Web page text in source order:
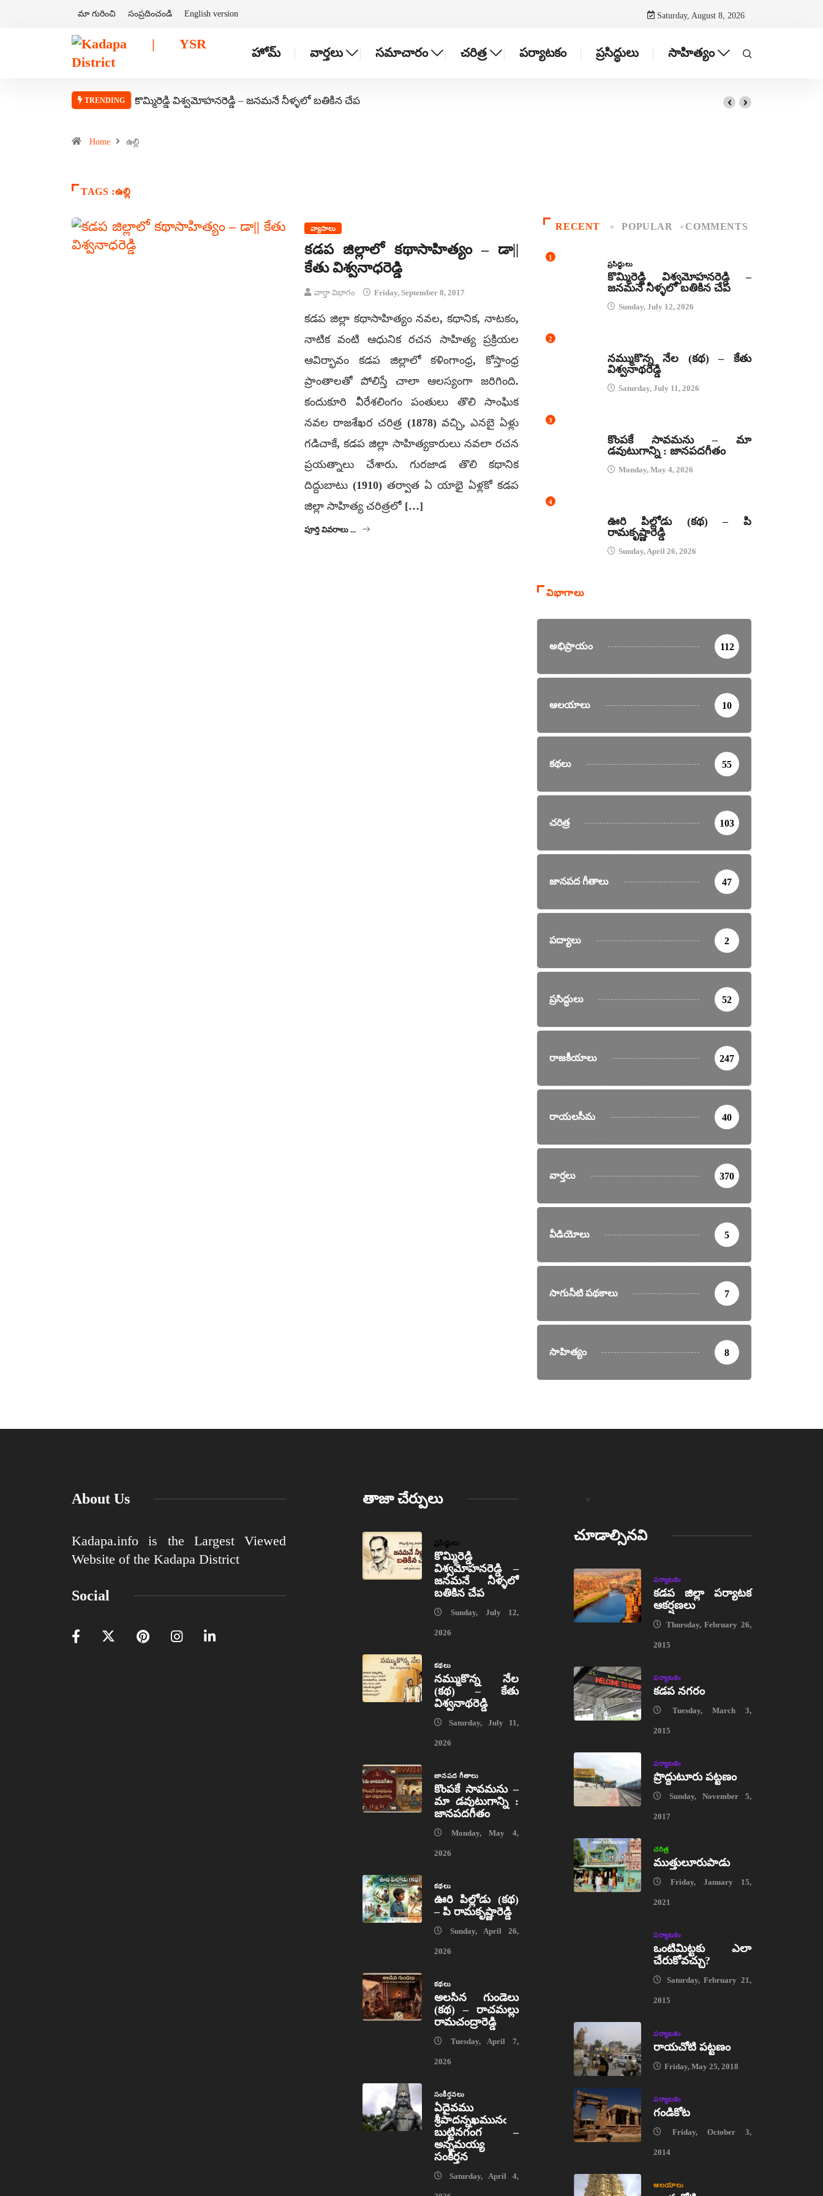
మా గురించి సంప్రదించండి English version Saturday, August 8, 2026
హోమ్ వార్తలు సమాచారం చరిత్ర పర్యాటకం ప్రసిద్ధులు సాహిత్యం
TRENDING కొమ్మిరెడ్డి విశ్వమోహనరెడ్డి – జనమనే నీళ్ళలో బతికిన చేప
Home ఉల్లి
TAGS :ఉల్లి
వ్యాసాలు
కడప జిల్లాలో కథాసాహిత్యం – డా||
కేతు విశ్వనాధరెడ్డి
వార్తా విభాగం Friday, September 8, 2017
కడప జిల్లా కథాసాహిత్యం నవల, కథానిక, నాటకం,
నాటిక వంటి ఆధునిక రచన సాహిత్య ప్రక్రియల
ఆవిర్భావం కడప జిల్లాలో కళింగాంధ్ర, కోస్తాంధ్ర
ప్రాంతాలతో పోలిస్తే చాలా ఆలస్యంగా జరిగింది.
కందుకూరి వీరేశలింగం పంతులు తొలి సాంఘిక
నవల రాజశేఖర చరిత్ర (1878) వచ్చి, ఎనబై ఏళ్లు
గడిచాకే, కడప జిల్లా సాహిత్యకారులు నవలా రచన
ప్రయత్నాలు చేశారు. గురజాడ తొలి కథానిక
దిద్దుబాటు (1910) తర్వాత ఏ యాభై ఏళ్లకో కడప
జిల్లా సాహిత్య చరిత్రలో […]
పూర్తి వివరాలు ...
RECENT POPULAR COMMENTS
1
ప్రసిద్ధులు
కొమ్మిరెడ్డి విశ్వమోహనరెడ్డి –
జనమనే నీళ్ళలో బతికిన చేప
Sunday, July 12, 2026
2
నమ్ముకొన్న నేల (కథ) – కేతు
విశ్వనాథరెడ్డి
Saturday, July 11, 2026
3
కొంపకే సావమను – మా
డవుటుగాన్ని : జానపదగీతం
Monday, May 4, 2026
4
ఊరి పిల్లోడు (కథ) – పి
రామకృష్ణారెడ్డి
Sunday, April 26, 2026
విభాగాలు
అభిప్రాయం 112
ఆలయాలు 10
కథలు 55
చరిత్ర 103
జానపద గీతాలు 47
పద్యాలు 2
ప్రసిద్ధులు 52
రాజకీయాలు 247
రాయలసీమ 40
వార్తలు 370
వీడియోలు 5
సాగునీటి పథకాలు 7
సాహిత్యం 8
About Us
Kadapa.info is the Largest Viewed
Website of the Kadapa District
Social
తాజా చేర్పులు
ప్రసిద్ధులు
కొమ్మిరెడ్డి
విశ్వమోహనరెడ్డి –
జనమనే నీళ్ళలో
బతికిన చేప
Sunday, July 12,
2026
కథలు
నమ్ముకొన్న నేల
(కథ) – కేతు
విశ్వనాథరెడ్డి
Saturday, July 11,
2026
జానపద గీతాలు
కొంపకే సావమను –
మా డవుటుగాన్ని :
జానపదగీతం
Monday, May 4,
2026
కథలు
ఊరి పిల్లోడు (కథ)
– పి రామకృష్ణారెడ్డి
Sunday, April 26,
2026
కథలు
అలసిన గుండెలు
(కథ) – రాచమల్లు
రామచంద్రారెడ్డి
Tuesday, April 7,
2026
సంకీర్తనలు
ఏదైవము
శ్రీపాదన్నఖమునఁ
బుట్టినగంగ –
అన్నమయ్య
సంకీర్తన
Saturday, April 4,
చూడాల్సినవి
పర్యాటకం
కడప జిల్లా పర్యాటక
ఆకర్షణలు
Thursday, February 26,
2015
పర్యాటకం
కడప నగరం
Tuesday, March 3,
2015
పర్యాటకం
ప్రొద్దుటూరు పట్టణం
Sunday, November 5,
2017
చరిత్ర
ముత్తులూరుపాడు
Friday, January 15,
2021
పర్యాటకం
ఒంటిమిట్టకు ఎలా
చేరుకోవచ్చు?
Saturday, February 21,
2015
పర్యాటకం
రాయచోటి పట్టణం
Friday, May 25, 2018
పర్యాటకం
గండికోట
Friday, October 3,
2014
ఆలయాలు